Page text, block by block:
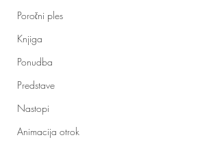
Poročni ples
Knjiga
Ponudba
Predstave
Nastopi
Animacija otrok